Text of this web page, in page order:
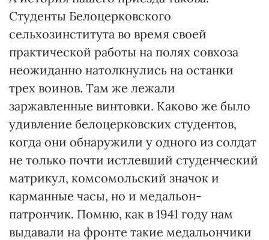
Студенты Белоцерковского
сельхозинститута во время своей
практической работы на полях совхоза
неожиданно натолкнулись на останки
трех воинов. Там же лежали
заржавленные винтовки. Каково же было
удивление белоцерковских студентов,
когда они обнаружили у одного из солдат
не только почти истлевший студенческий
матрикул, комсомольский значок и
карманные часы, но и медальон-
патрончик. Помню, как в 1941 году нам
выдавали на фронте такие медальончики